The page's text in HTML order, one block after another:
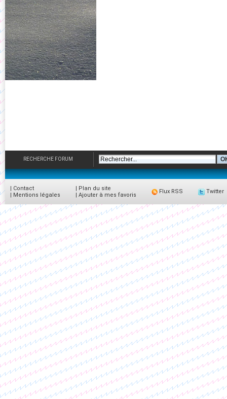
RECHERCHE FORUM
| Contact
| Mentions légales
| Plan du site
| Ajouter à mes favoris
Flux RSS Twitter